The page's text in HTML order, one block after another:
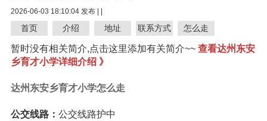
2026-06-03 18:10:04 发布 |
首页 介绍 地址 联系方式 怎么走
暂时没有相关简介,点击这里添加有关简介~~ 查看达州东安
乡育才小学详细介绍 》
达州东安乡育才小学怎么走
公交线路： 公交线路护中